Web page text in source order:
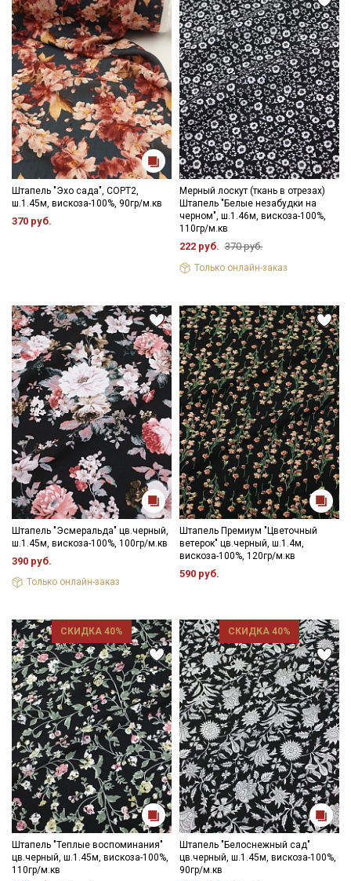
Штапель "Эхо сада", СОРТ2,
ш.1.45м, вискоза-100%, 90гр/м.кв
370 руб.
Мерный лоскут (ткань в отрезах)
Штапель "Белые незабудки на
черном", ш.1.46м, вискоза-100%,
110гр/м.кв
222 руб. 370 руб.
Только онлайн-заказ
Штапель "Эсмеральда" цв.черный,
ш.1.45м, вискоза-100%, 100гр/м.кв
390 руб.
Только онлайн-заказ
Штапель Премиум "Цветочный
ветерок" цв.черный, ш.1.4м,
вискоза-100%, 120гр/м.кв
590 руб.
СКИДКА 40%
Штапель "Теплые воспоминания"
цв.черный, ш.1.45м, вискоза-100%,
110гр/м.кв
СКИДКА 40%
Штапель "Белоснежный сад"
цв.черный, ш.1.45м, вискоза-100%,
90гр/м.кв
Секретная рассылка от Купава
Мы публикуем здесь дополнительные
промокоды и скидки до 30% на узкие
категории тканей
Подписаться
Ознакомлен(а) с Политикой обработки персональных
данныхи даюСогласие на обработку персональных
данных
ДаюСогласие на получение рекламных и
информационных рассылок